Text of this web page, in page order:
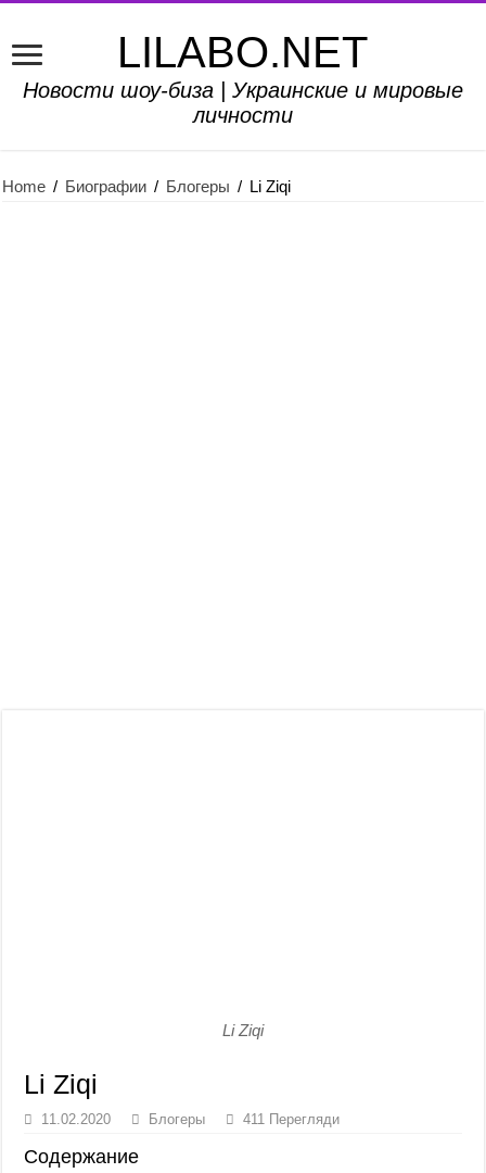
LILABO.NET
Новости шоу-биза | Украинские и мировые
личности
Home / Биографии / Блогеры / Li Ziqi
Li Ziqi
Li Ziqi
11.02.2020 Блогеры 411 Перегляди
Содержание